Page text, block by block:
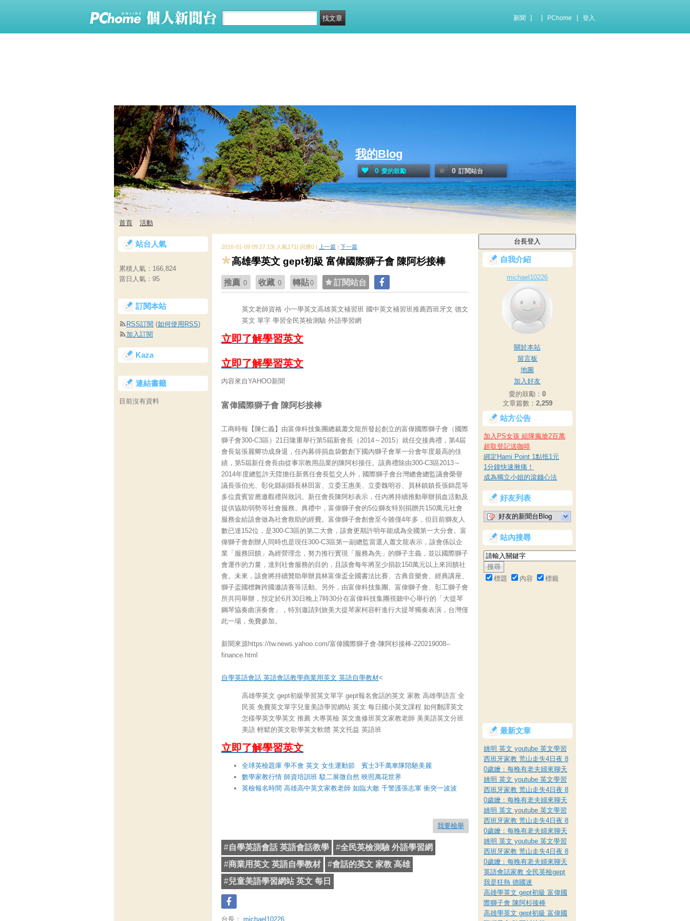
新聞 PChome 登入
我的Blog
0 愛的鼓勵 0 訂閱站台
首頁 活動
2016-01-09 09:27:13| 人氣171| 回應0 | 上一篇 | 下一篇
高雄學英文 gept初級 富偉國際獅子會 陳阿杉接棒
推薦 0 收藏 0 轉貼0 訂閱站台
英文老師資格 小一學英文高雄英文補習班 國中英文補習班推薦西班牙文 德文
英文 單字 學習全民英檢測驗 外語學習網
立即了解學習英文
立即了解學習英文
內容來自YAHOO新聞
富偉國際獅子會 陳阿杉接棒
工商時報【陳仁義】由富偉科技集團總裁蕭文龍所發起創立的富偉國際獅子會（國際
獅子會300-C3區）21日隆重舉行第5屆新會長（2014～2015）就任交接典禮，第4屆
會長翁張麗卿功成身退，任內募得捐血袋數創下國內獅子會單一分會年度最高的佳
績，第5屆新任會長由從事宗教用品業的陳阿杉接任。該典禮除由300-C3區2013～
2014年度總監許天陞擔任新舊任會長監交人外，國際獅子會台灣總會總監議會榮譽
議長張伯光、彰化縣副縣長林田富、立委王惠美、立委魏明谷、員林鎮鎮長張錦昆等
多位貴賓皆應邀觀禮與致詞。新任會長陳阿杉表示，任內將持續推動舉辦捐血活動及
提供協助弱勢等社會服務。典禮中，富偉獅子會的5位獅友特別捐贈共150萬元社會
服務金給該會做為社會救助的經費。富偉獅子會創會至今雖僅4年多，但目前獅友人
數已達152位，是300-C3區的第二大會，該會更期許明年能成為全國第一大分會。富
偉獅子會創辦人同時也是現任300-C3區第一副總監當選人蕭文龍表示，該會係以企
業「服務回饋」為經營理念，努力推行實現「服務為先」的獅子主義，並以國際獅子
會運作的力量，達到社會服務的目的，且該會每年將至少捐款150萬元以上來回饋社
會。未來，該會將持續贊助舉辦員林富偉盃全國書法比賽、古典音樂會、經典講座、
獅子盃國標舞跨國邀請賽等活動。另外，由富偉科技集團、富偉獅子會、彰工獅子會
所共同舉辦，預定於6月30日晚上7時30分在富偉科技集團視聽中心舉行的「大提琴
鋼琴協奏曲演奏會」，特別邀請到旅美大提琴家柯容軒進行大提琴獨奏表演，台灣僅
此一場，免費參加。
新聞來源https://tw.news.yahoo.com/富偉國際獅子會-陳阿杉接棒-220219008--
finance.html
自學英語會話 英語會話教學商業用英文 英語自學教材<
高雄學英文 gept初級學習英文單字 gept報名會話的英文 家教 高雄學語言 全
民英 免費英文單字兒童美語學習網站 英文 每日國小英文課程 如何翻譯英文
怎樣學英文學英文 推薦 大專英檢 英文進修班英文家教老師 美美語英文分班
美語 輕鬆的英文歌學英文軟體 英文托益 英語班
立即了解學習英文
全球英檢題庫 學不會 英文 女生運動節 賓士3千萬車隊陪馳美麗
數學家教行情 師資培訓班 駁二展微自然 映照萬花世界
英檢報名時間 高雄高中英文家教老師 如臨大敵 千警護張志軍 衝突一波波
我要檢舉
#自學英語會話 英語會話教學 #全民英檢測驗 外語學習網
#商業用英文 英語自學教材 #會話的英文 家教 高雄
#兒童美語學習網站 英文 每日
台長： michael10226
自我介紹
michael10226
關於本站
留言板
地圖
加入好友
愛的鼓勵： 0
文章篇數： 2,259
站方公告
加入PS女孩 組隊瘋搶2百萬
超取登記送咖啡
綁定Hami Point 1點抵1元
1分鐘快速揪痛！
成為獨立小姐的滾錢心法
好友列表
好友的新聞台Blog
站內搜尋
標題 內容 標籤
最新文章
姚明 英文 youtube 英文學習
西班牙家教 荒山走失4日夜 8
0歲嬤：每晚有老夫婦來聊天
姚明 英文 youtube 英文學習
西班牙家教 荒山走失4日夜 8
0歲嬤：每晚有老夫婦來聊天
姚明 英文 youtube 英文學習
西班牙家教 荒山走失4日夜 8
0歲嬤：每晚有老夫婦來聊天
姚明 英文 youtube 英文學習
西班牙家教 荒山走失4日夜 8
0歲嬤：每晚有老夫婦來聊天
英語會話家教 全民英檢gept
我是狂熱 德國迷
高雄學英文 gept初級 富偉國
際獅子會 陳阿杉接棒
高雄學英文 gept初級 富偉國
站台人氣
累積人氣： 166,824
當日人氣： 95
訂閱本站
RSS訂閱 (如何使用RSS)
加入訂閱
Kaza
連結書籤
目前沒有資料